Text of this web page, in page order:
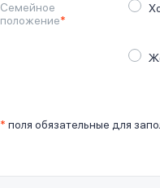
Семейное
положение*
* поля обязательные для